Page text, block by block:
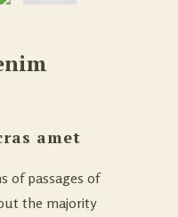
amet
of passages of
the majority